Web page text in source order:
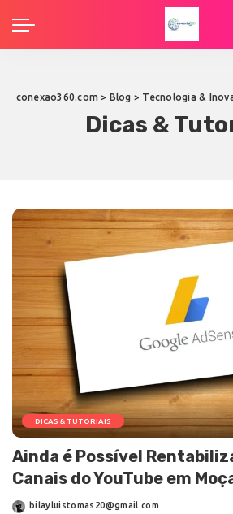
conexao360.com > Blog > Tecnologia &
Dicas &
DICAS & TUTORIAIS
Ainda é Possível
Canais do YouTube em
bilayluistomas20@gmail.com